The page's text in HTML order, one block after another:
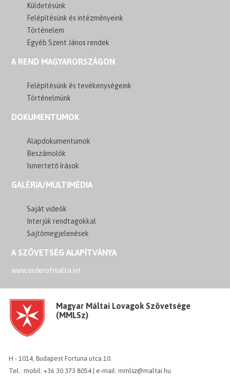
Küldetésünk
Felépítésünk és intézményeink
Történelem
Egyéb Szent János rendek
A REND MAGYARORSZÁGON
Felépítésünk és tevékenységeink
Történelmünk
DOKUMENTUMOK
Alapdokumentumok
Beszámolók
Ismertető írások
GALÉRIA/MULTIMÉDIA
Saját videók
Interjúk rendtagokkal
Sajtómegjelenések
A SZÖVETSÉG ALAPÍTVÁNYA
www.orderofmalta.int
Magyar Máltai Lovagok Szövetsége
(MMLSz)
H - 1014, Budapest Fortuna utca 10.
Tel.: mobil: +36 30 373 8054 | e-mail: mmlsz@maltai.hu